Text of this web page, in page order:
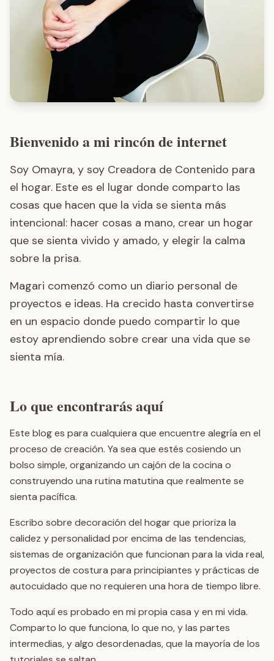
Bienvenido a mi rincón de internet
Soy Omayra, y soy Creadora de Contenido para
el hogar. Este es el lugar donde comparto las
cosas que hacen que la vida se sienta más
intencional: hacer cosas a mano, crear un hogar
que se sienta vivido y amado, y elegir la calma
sobre la prisa.
Magari comenzó como un diario personal de
proyectos e ideas. Ha crecido hasta convertirse
en un espacio donde puedo compartir lo que
estoy aprendiendo sobre crear una vida que se
sienta mía.
Lo que encontrarás aquí
Este blog es para cualquiera que encuentre alegría en el
proceso de creación. Ya sea que estés cosiendo un
bolso simple, organizando un cajón de la cocina o
construyendo una rutina matutina que realmente se
sienta pacífica.
Escribo sobre decoración del hogar que prioriza la
calidez y personalidad por encima de las tendencias,
sistemas de organización que funcionan para la vida real,
proyectos de costura para principiantes y prácticas de
autocuidado que no requieren una hora de tiempo libre.
Todo aquí es probado en mi propia casa y en mi vida.
Comparto lo que funciona, lo que no, y las partes
intermedias, y algo desordenadas, que la mayoría de los